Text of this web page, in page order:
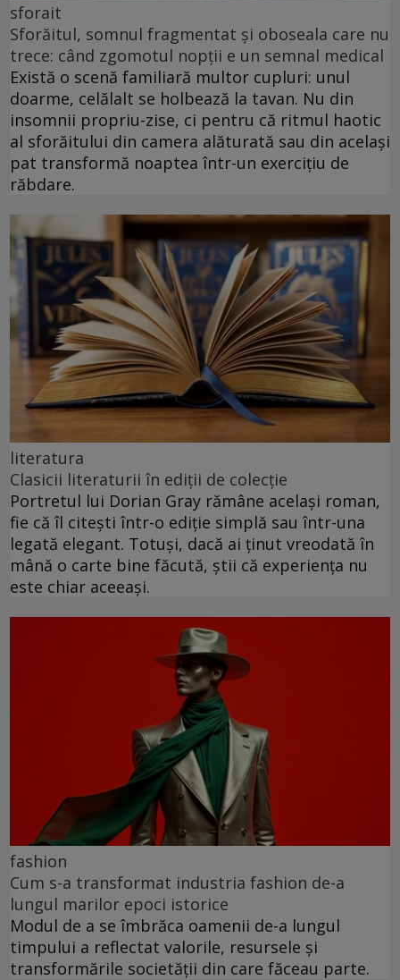
sforait
Sforăitul, somnul fragmentat și oboseala care nu
trece: când zgomotul nopții e un semnal medical
Există o scenă familiară multor cupluri: unul
doarme, celălalt se holbează la tavan. Nu din
insomnii propriu-zise, ci pentru că ritmul haotic
al sforăitului din camera alăturată sau din același
pat transformă noaptea într-un exercițiu de
răbdare.
literatura
Clasicii literaturii în ediții de colecție
Portretul lui Dorian Gray rămâne același roman,
fie că îl citești într-o ediție simplă sau într-una
legată elegant. Totuși, dacă ai ținut vreodată în
mână o carte bine făcută, știi că experiența nu
este chiar aceeași.
fashion
Cum s-a transformat industria fashion de-a
lungul marilor epoci istorice
Modul de a se îmbrăca oamenii de-a lungul
timpului a reflectat valorile, resursele și
transformările societății din care făceau parte.